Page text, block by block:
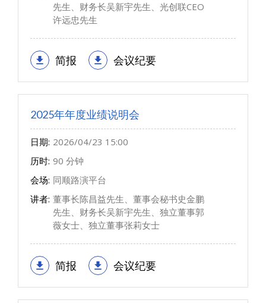
先生、财务长吴新宇先生、光创联CEO
许远忠先生
简报 会议纪要
2025年年度业绩说明会
日期: 2026/04/23 15:00
历时: 90 分钟
会场: 同顺路演平台
讲者: 董事长陈昌益先生、董事会秘书史金鹏
先生、财务长吴新宇先生、独立董事郭
薇女士、独立董事张莉女士
简报 会议纪要